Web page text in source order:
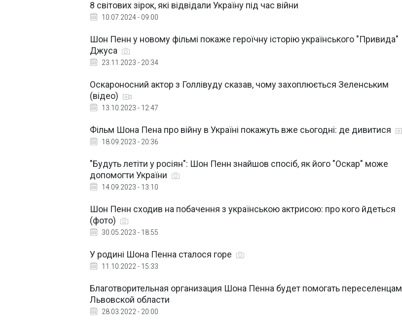
8 світових зірок, які відвідали Україну під час війни
10.07.2024 - 09:00
Шон Пенн у новому фільмі покаже героїчну історію українського "Привида"
Джуса
23.11.2023 - 20:34
Оскароносний актор з Голлівуду сказав, чому захоплюється Зеленським
(відео)
13.10.2023 - 12:47
Фільм Шона Пена про війну в Україні покажуть вже сьогодні: де дивитися
18.09.2023 - 20:36
"Будуть летіти у росіян": Шон Пенн знайшов спосіб, як його "Оскар" може
допомогти України
14.09.2023 - 13:10
Шон Пенн сходив на побачення з українською актрисою: про кого йдеться
(фото)
30.05.2023 - 18:55
У родині Шона Пенна сталося горе
11.10.2022 - 15:33
Благотворительная организация Шона Пенна будет помогать переселенцам
Львовcкой области
28.03.2022 - 20:00